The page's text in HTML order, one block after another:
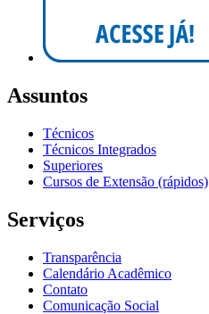
Assuntos
Técnicos
Técnicos Integrados
Superiores
Cursos de Extensão (rápidos)
Serviços
Transparência
Calendário Acadêmico
Contato
Comunicação Social